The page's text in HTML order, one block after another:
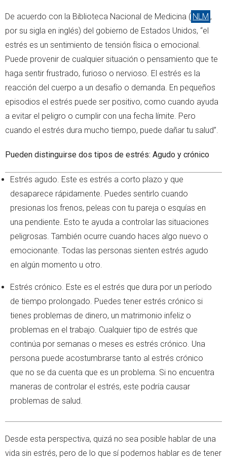
De acuerdo con la Biblioteca Nacional de Medicina ( NLM ,
por su sigla en inglés) del gobierno de Estados Unidos, “el
estrés es un sentimiento de tensión física o emocional.
Puede provenir de cualquier situación o pensamiento que te
haga sentir frustrado, furioso o nervioso. El estrés es la
reacción del cuerpo a un desafío o demanda. En pequeños
episodios el estrés puede ser positivo, como cuando ayuda
a evitar el peligro o cumplir con una fecha límite. Pero
cuando el estrés dura mucho tiempo, puede dañar tu salud”.
Pueden distinguirse dos tipos de estrés: Agudo y crónico
Estrés agudo. Este es estrés a corto plazo y que
desaparece rápidamente. Puedes sentirlo cuando
presionas los frenos, peleas con tu pareja o esquías en
una pendiente. Esto te ayuda a controlar las situaciones
peligrosas. También ocurre cuando haces algo nuevo o
emocionante. Todas las personas sienten estrés agudo
en algún momento u otro.
Estrés crónico. Este es el estrés que dura por un período
de tiempo prolongado. Puedes tener estrés crónico si
tienes problemas de dinero, un matrimonio infeliz o
problemas en el trabajo. Cualquier tipo de estrés que
continúa por semanas o meses es estrés crónico. Una
persona puede acostumbrarse tanto al estrés crónico
que no se da cuenta que es un problema. Si no encuentra
maneras de controlar el estrés, este podría causar
problemas de salud.
Desde esta perspectiva, quizá no sea posible hablar de una
vida sin estrés, pero de lo que sí podemos hablar es de tener